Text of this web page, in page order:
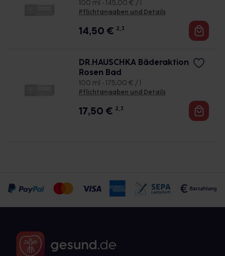
100 ml • 145,00 € / l
Pflichtangaben und Details
14,50 € 2, 3
DR.HAUSCHKA Bäderaktion
Rosen Bad
100 ml • 175,00 € / l
Pflichtangaben und Details
17,50 € 2, 3